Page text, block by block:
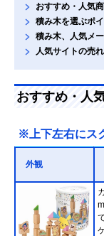
おすすめ・人気
積み木を選ぶポ
積み木、人気メ
人気サイトの売
おすすめ・人
※上下左右にス
外観